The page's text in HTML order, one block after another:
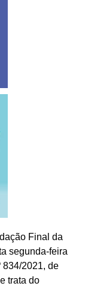
Final da
segunda-feira
834/2021, de
trata do